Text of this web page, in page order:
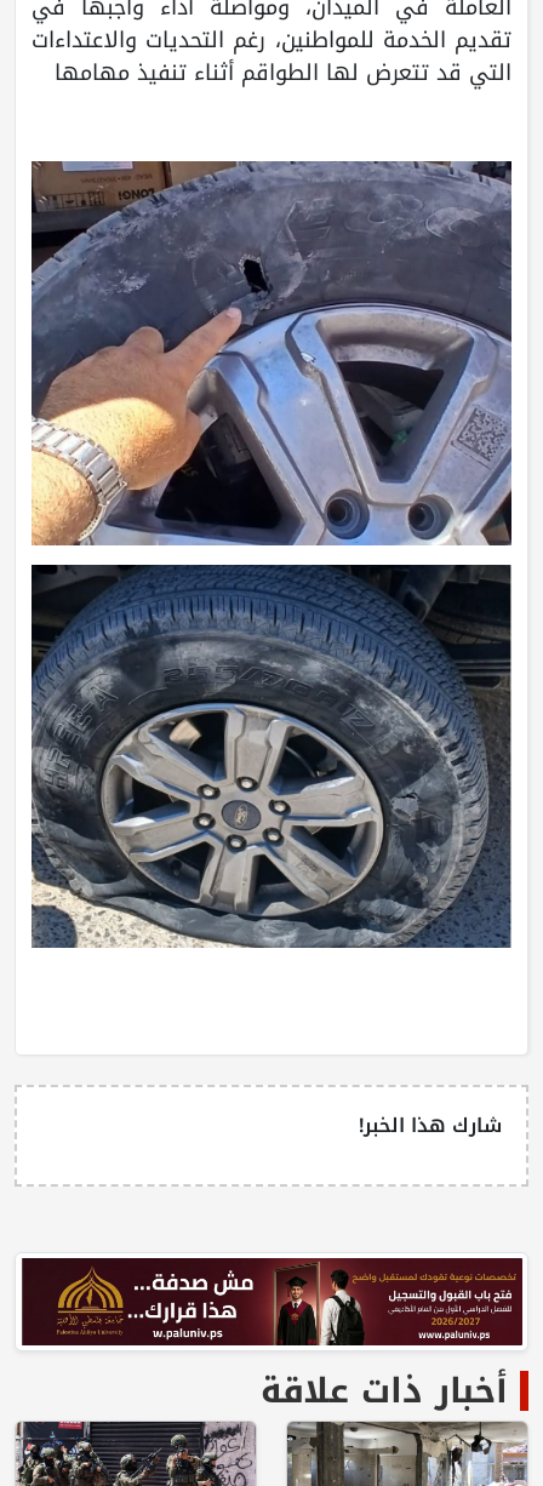
تقديم الخدمة للمواطنين، رغم التحديات والاعتداءات
التي قد تتعرض لها الطواقم أثناء تنفيذ مهامها
شارك هذا الخبر!
أخبار ذات علاقة